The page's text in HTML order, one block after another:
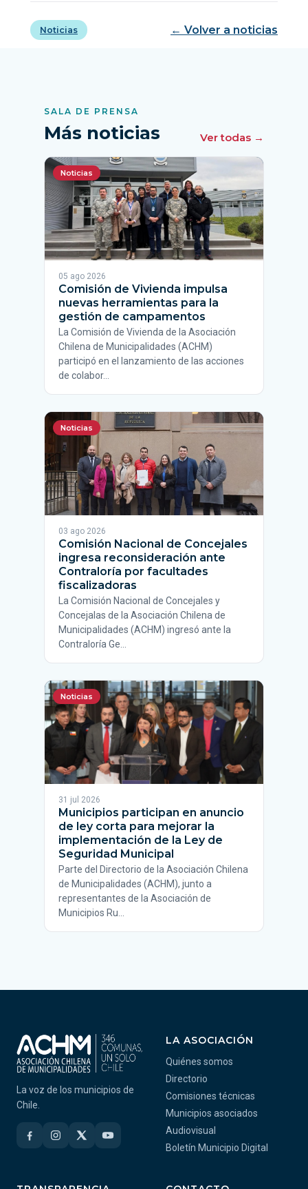
Noticias ← Volver a noticias
SALA DE PRENSA
Más noticias Ver todas →
Noticias
05 ago 2026
Comisión de Vivienda impulsa
nuevas herramientas para la
gestión de campamentos
La Comisión de Vivienda de la Asociación
Chilena de Municipalidades (ACHM)
participó en el lanzamiento de las acciones
de colabor…
Noticias
03 ago 2026
Comisión Nacional de Concejales
ingresa reconsideración ante
Contraloría por facultades
fiscalizadoras
La Comisión Nacional de Concejales y
Concejalas de la Asociación Chilena de
Municipalidades (ACHM) ingresó ante la
Contraloría Ge…
Noticias
31 jul 2026
Municipios participan en anuncio
de ley corta para mejorar la
implementación de la Ley de
Seguridad Municipal
Parte del Directorio de la Asociación Chilena
de Municipalidades (ACHM), junto a
representantes de la Asociación de
Municipios Ru…
La voz de los municipios de
Chile.
LA ASOCIACIÓN
Quiénes somos
Directorio
Comisiones técnicas
Municipios asociados
Audiovisual
Boletín Municipio Digital